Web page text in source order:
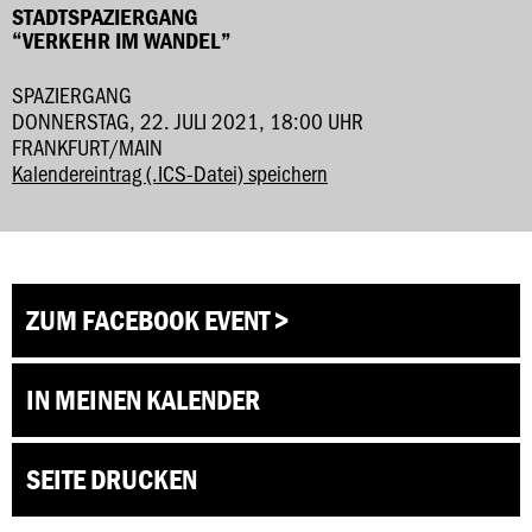
STADTSPAZIERGANG
“VERKEHR IM WANDEL”
SPAZIERGANG
DONNERSTAG, 22. JULI 2021, 18:00 UHR
FRANKFURT/MAIN
Kalendereintrag (.ICS-Datei) speichern
ZUM FACEBOOK EVENT >
IN MEINEN KALENDER
SEITE DRUCKEN